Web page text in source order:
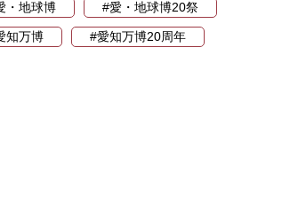
・地球博 #愛・地球博20祭
知万博 #愛知万博20周年